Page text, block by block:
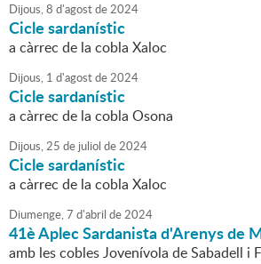
Dijous,8 d'agostde2024
Cicle sardanístic
a càrrec de la cobla Xaloc
Dijous, 1 d'agostde2024
Cicle sardanístic
a càrrec de la cobla Osona
Dijous,25 de juliol de2024
Cicle sardanístic
a càrrec de la cobla Xaloc
Diumenge,7 d'abril de2024
41è Aplec Sardanista d'Arenys de
amb les cobles Jovenívola de Sabadell i